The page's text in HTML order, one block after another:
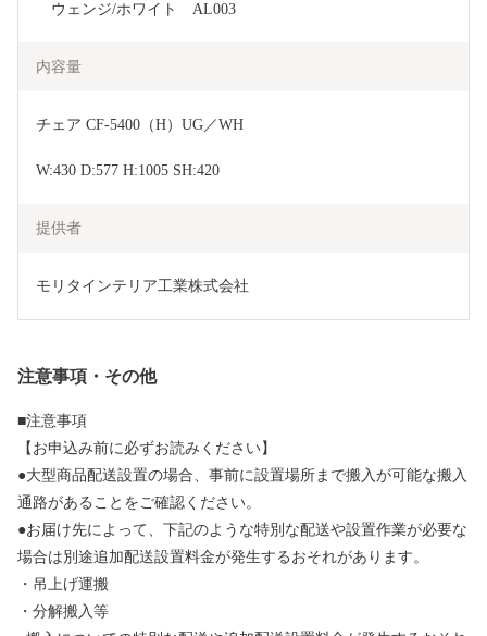
ウェンジ/ホワイト　AL003
内容量
チェア CF-5400（H）UG／WH
W:430 D:577 H:1005 SH:420
提供者
モリタインテリア工業株式会社
注意事項・その他
■注意事項
【お申込み前に必ずお読みください】
●大型商品配送設置の場合、事前に設置場所まで搬入が可能な搬入
通路があることをご確認ください。
●お届け先によって、下記のような特別な配送や設置作業が必要な
場合は別途追加配送設置料金が発生するおそれがあります。
・吊上げ運搬
・分解搬入等